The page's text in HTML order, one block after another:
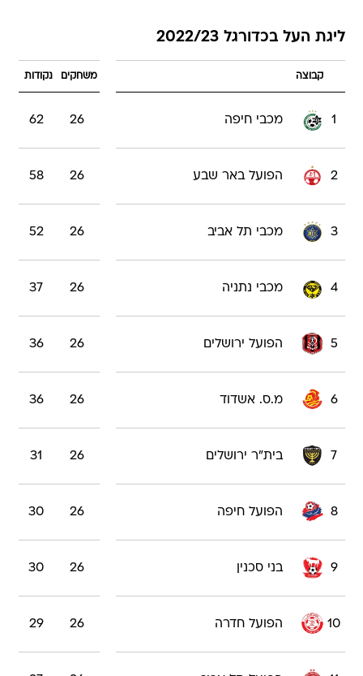
ליגת העל בכדורגל 2022/23
קבוצה משחקים נקודות
1 מכבי חיפה 26
62
2 הפועל באר שבע 26
58
3 מכבי תל אביב 26
52
4 מכבי נתניה 26
37
5 הפועל ירושלים 26
36
6 מ.ס. אשדוד 26
36
7 בית"ר ירושלים 26
31
8 הפועל חיפה 26
30
9 בני סכנין 26
30
10 הפועל חדרה 26
29